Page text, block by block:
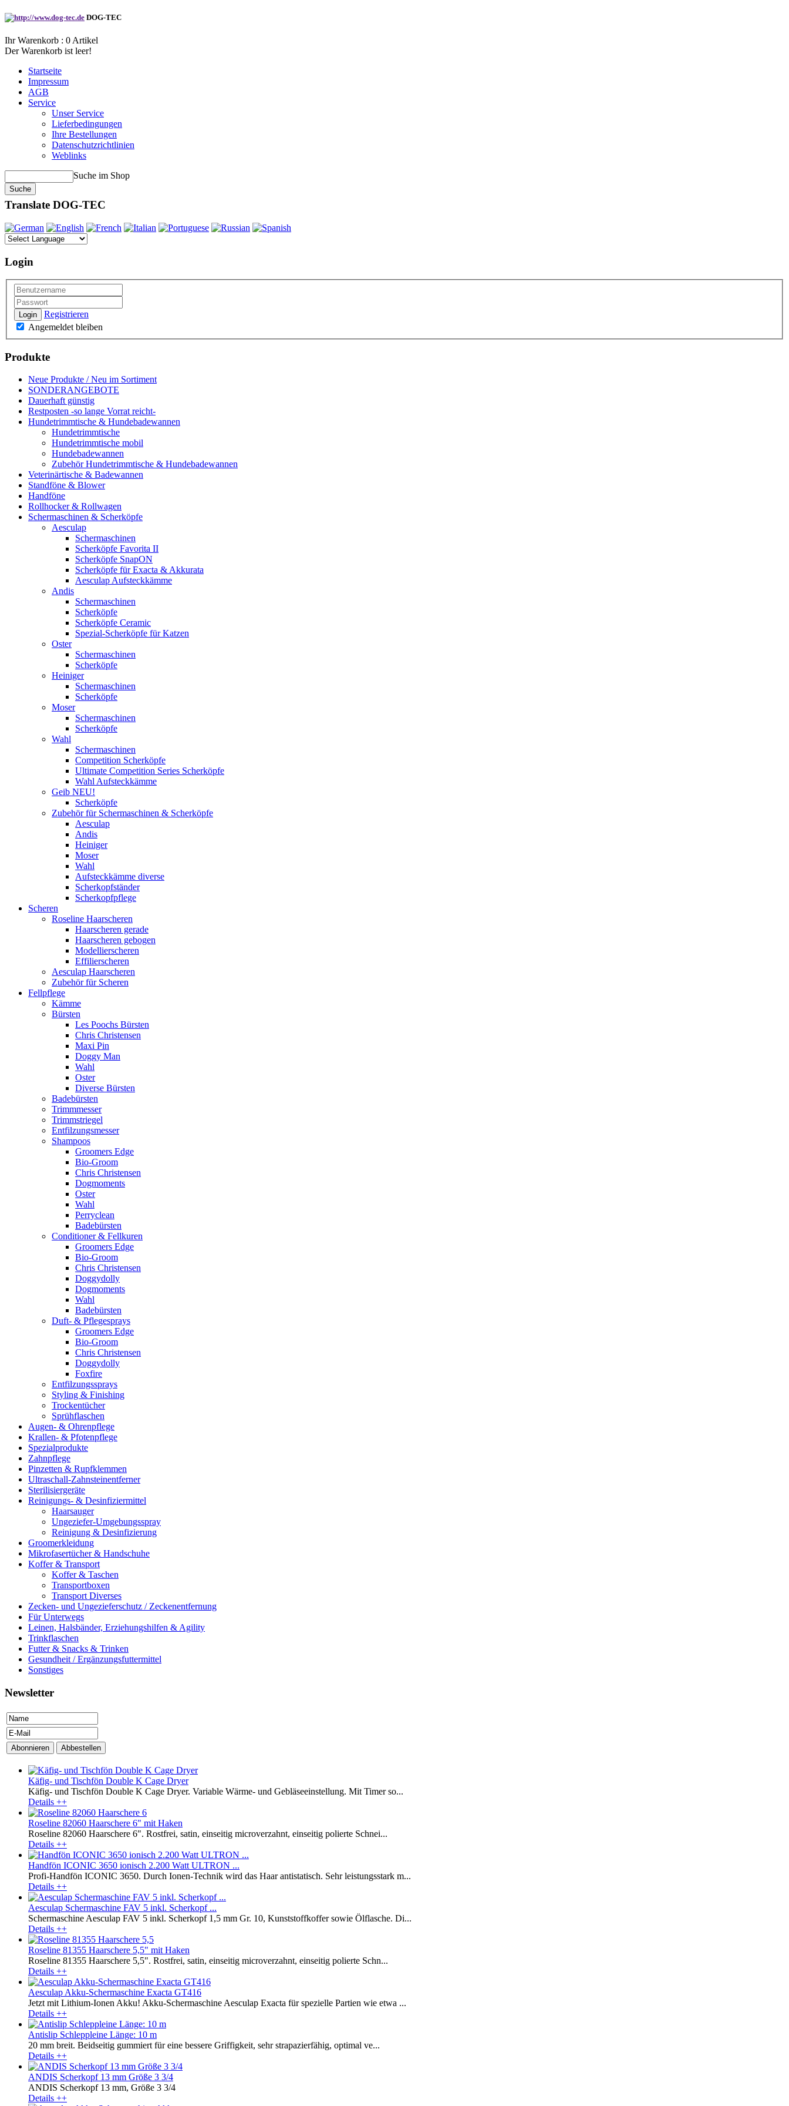
DOG-TEC
Ihr Warenkorb : 0 Artikel
Der Warenkorb ist leer!
Startseite
Impressum
AGB
Service
Unser Service
Lieferbedingungen
Ihre Bestellungen
Datenschutzrichtlinien
Weblinks
Suche im Shop
Translate DOG-TEC
Login
Login
Registrieren
Angemeldet bleiben
Produkte
Neue Produkte / Neu im Sortiment
SONDERANGEBOTE
Dauerhaft günstig
Restposten -so lange Vorrat reicht-
Hundetrimmtische & Hundebadewannen
Hundetrimmtische
Hundetrimmtische mobil
Hundebadewannen
Zubehör Hundetrimmtische & Hundebadewannen
Veterinärtische & Badewannen
Standföne & Blower
Handföne
Rollhocker & Rollwagen
Schermaschinen & Scherköpfe
Aesculap
Schermaschinen
Scherköpfe Favorita II
Scherköpfe SnapON
Scherköpfe für Exacta & Akkurata
Aesculap Aufsteckkämme
Andis
Schermaschinen
Scherköpfe
Scherköpfe Ceramic
Spezial-Scherköpfe für Katzen
Oster
Schermaschinen
Scherköpfe
Heiniger
Schermaschinen
Scherköpfe
Moser
Schermaschinen
Scherköpfe
Wahl
Schermaschinen
Competition Scherköpfe
Ultimate Competition Series Scherköpfe
Wahl Aufsteckkämme
Geib NEU!
Scherköpfe
Zubehör für Schermaschinen & Scherköpfe
Aesculap
Andis
Heiniger
Moser
Wahl
Aufsteckkämme diverse
Scherkopfständer
Scherkopfpflege
Scheren
Roseline Haarscheren
Haarscheren gerade
Haarscheren gebogen
Modellierscheren
Effilierscheren
Aesculap Haarscheren
Zubehör für Scheren
Fellpflege
Kämme
Bürsten
Les Poochs Bürsten
Chris Christensen
Maxi Pin
Doggy Man
Wahl
Oster
Diverse Bürsten
Badebürsten
Trimmmesser
Trimmstriegel
Entfilzungsmesser
Shampoos
Groomers Edge
Bio-Groom
Chris Christensen
Dogmoments
Oster
Wahl
Perryclean
Badebürsten
Conditioner & Fellkuren
Groomers Edge
Bio-Groom
Chris Christensen
Doggydolly
Dogmoments
Wahl
Badebürsten
Duft- & Pflegesprays
Groomers Edge
Bio-Groom
Chris Christensen
Doggydolly
Foxfire
Entfilzungssprays
Styling & Finishing
Trockentücher
Sprühflaschen
Augen- & Ohrenpflege
Krallen- & Pfotenpflege
Spezialprodukte
Zahnpflege
Pinzetten & Rupfklemmen
Ultraschall-Zahnsteinentferner
Sterilisiergeräte
Reinigungs- & Desinfiziermittel
Haarsauger
Ungeziefer-Umgebungsspray
Reinigung & Desinfizierung
Groomerkleidung
Mikrofasertücher & Handschuhe
Koffer & Transport
Koffer & Taschen
Transportboxen
Transport Diverses
Zecken- und Ungezieferschutz / Zeckenentfernung
Für Unterwegs
Leinen, Halsbänder, Erziehungshilfen & Agility
Trinkflaschen
Futter & Snacks & Trinken
Gesundheit / Ergänzungsfuttermittel
Sonstiges
Newsletter
Käfig- und Tischfön Double K Cage Dryer
Käfig- und Tischfön Double K Cage Dryer. Variable Wärme- und Gebläseeinstellung. Mit Timer so...
Details ++
Roseline 82060 Haarschere 6" mit Haken
Roseline 82060 Haarschere 6". Rostfrei, satin, einseitig microverzahnt, einseitig polierte Schnei...
Details ++
Handfön ICONIC 3650 ionisch 2.200 Watt ULTRON ...
Profi-Handfön ICONIC 3650. Durch Ionen-Technik wird das Haar antistatisch. Sehr leistungsstark m...
Details ++
Aesculap Schermaschine FAV 5 inkl. Scherkopf ...
Schermaschine Aesculap FAV 5 inkl. Scherkopf 1,5 mm Gr. 10, Kunststoffkoffer sowie Ölflasche. Di...
Details ++
Roseline 81355 Haarschere 5,5" mit Haken
Roseline 81355 Haarschere 5,5". Rostfrei, satin, einseitig microverzahnt, einseitig polierte Schn...
Details ++
Aesculap Akku-Schermaschine Exacta GT416
Jetzt mit Lithium-Ionen Akku! Akku-Schermaschine Aesculap Exacta für spezielle Partien wie etwa ...
Details ++
Antislip Schleppleine Länge: 10 m
20 mm breit. Beidseitig gummiert für eine bessere Griffigkeit, sehr strapazierfähig, optimal ve...
Details ++
ANDIS Scherkopf 13 mm Größe 3 3/4
ANDIS Scherkopf 13 mm, Größe 3 3/4
Details ++